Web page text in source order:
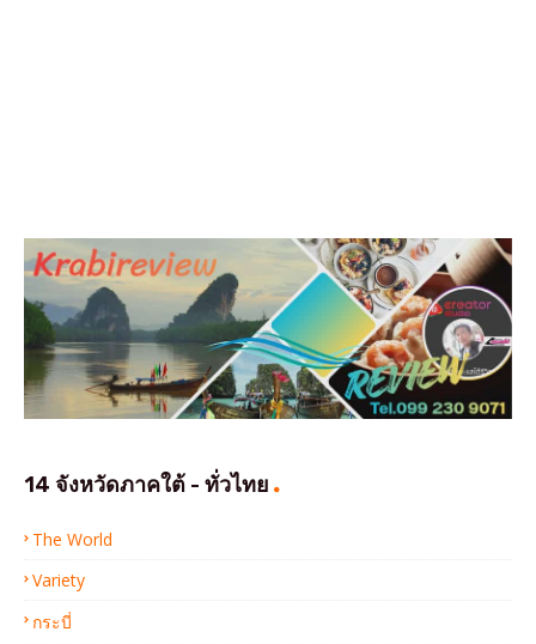
14 จังหวัดภาคใต้ - ทั่วไทย
The World
Variety
กระบี่